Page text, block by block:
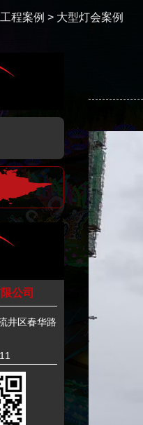
工程案例 > 大型灯会案例
公司
井区春华路